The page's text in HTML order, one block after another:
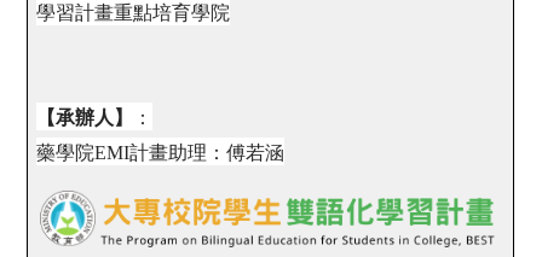
學習計畫重點培育學院
【承辦人】
：
藥學院EMI計畫助理：傅若涵